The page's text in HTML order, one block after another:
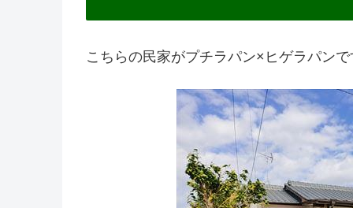
こちらの民家がプチラパン×ヒゲラパンで